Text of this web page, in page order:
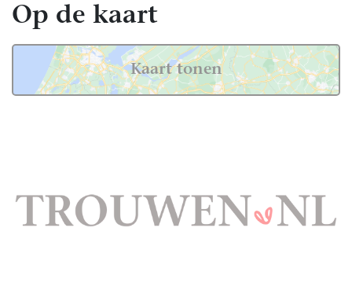
Op de kaart
Kaart tonen